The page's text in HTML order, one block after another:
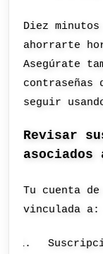
Diez
ahorrarte
Asegúrate
seguir
Revisar
Tu cuenta
vinculada a: